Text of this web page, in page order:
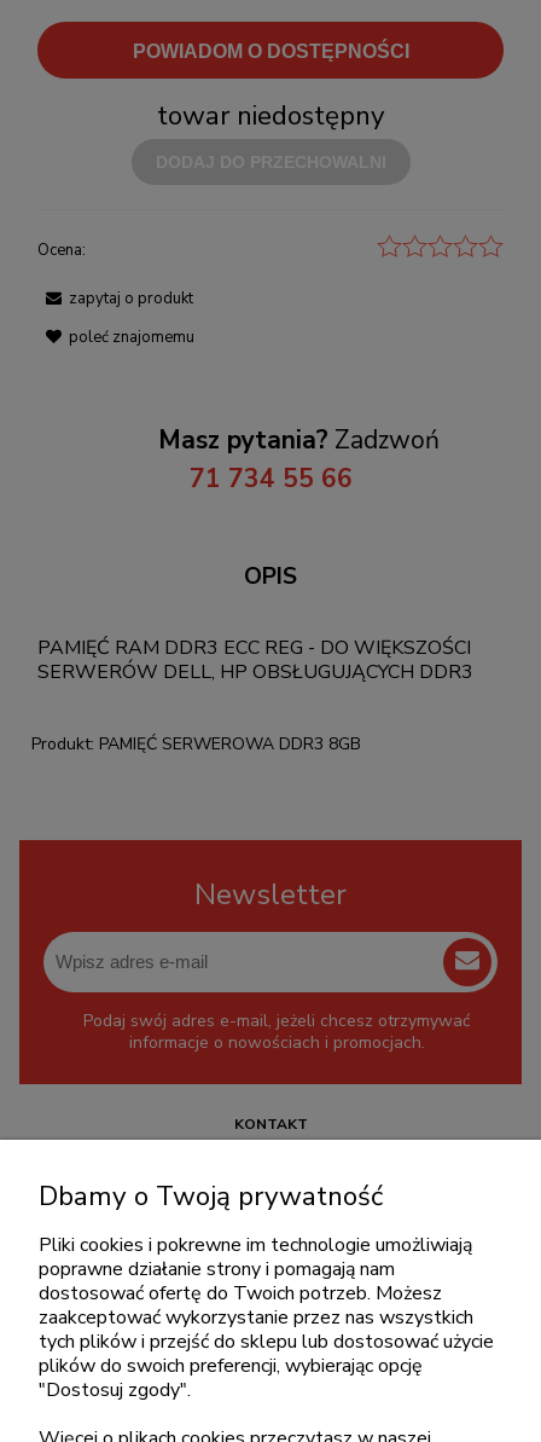
POWIADOM O DOSTĘPNOŚCI
towar niedostępny
Ocena:
zapytaj o produkt
poleć znajomemu
Masz pytania? Zadzwoń
71 734 55 66
OPIS
PAMIĘĆ RAM DDR3 ECC REG - DO WIĘKSZOŚCI
SERWERÓW DELL, HP OBSŁUGUJĄCYCH DDR3
Produkt: PAMIĘĆ SERWEROWA DDR3 8GB
Newsletter
Podaj swój adres e-mail, jeżeli chcesz otrzymywać
informacje o nowościach i promocjach.
KONTAKT
pon.-piąt.: 08:00-16:00
sklep@cebit.pl
ZAKUPY
Dbamy o Twoją prywatność
Pliki cookies i pokrewne im technologie umożliwiają
poprawne działanie strony i pomagają nam
dostosować ofertę do Twoich potrzeb. Możesz
zaakceptować wykorzystanie przez nas wszystkich
tych plików i przejść do sklepu lub dostosować użycie
plików do swoich preferencji, wybierając opcję
"Dostosuj zgody".